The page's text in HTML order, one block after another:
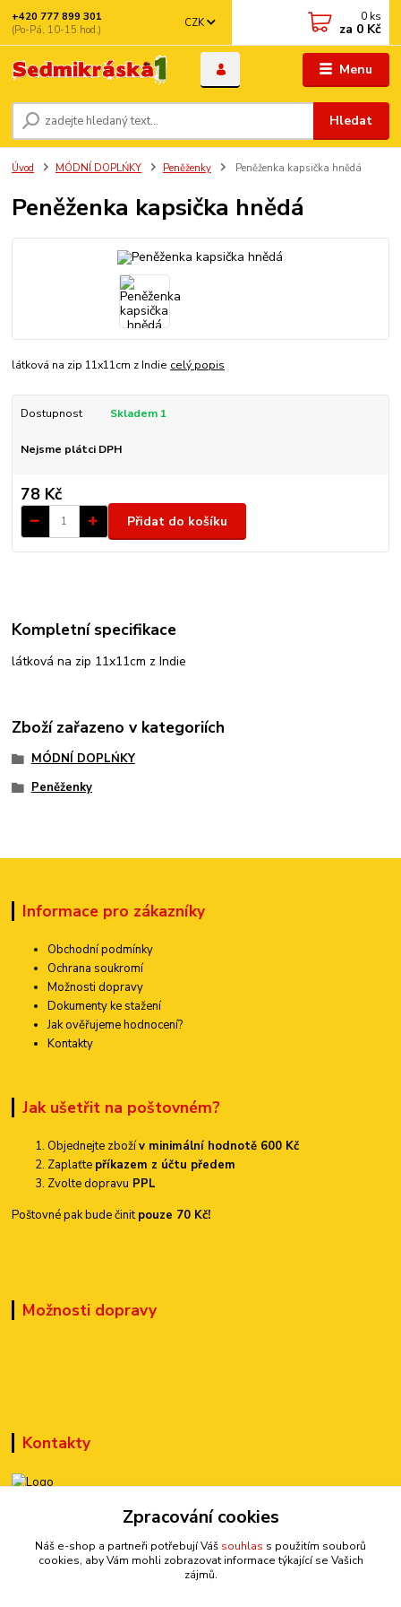
Menu
CZK
Hledat
+420 777 899 301
(Po-Pá, 10-15 hod.)
0 ks
za 0 Kč
Úvod MÓDNÍ DOPLŃKY Peněženky Peněženka kapsička hnědá
Peněženka kapsička hnědá
látková na zip 11x11cm z Indie celý popis
Dostupnost Skladem 1
Nejsme plátci DPH
78 Kč
Přidat do košíku
Kompletní specifikace
látková na zip 11x11cm z Indie
Zboží zařazeno v kategoriích
MÓDNÍ DOPLŃKY
Peněženky
Informace pro zákazníky
Obchodní podmínky
Ochrana soukromí
Možnosti dopravy
Dokumenty ke stažení
Jak ověřujeme hodnocení?
Kontakty
Jak ušetřit na poštovném?
Objednejte zbožív minimální hodnotě 600 Kč
Zaplaťte příkazem z účtu předem
Zvolte dopravu PPL
Poštovné pak bude činitpouze 70 Kč!
Možnosti dopravy
Kontakty
+420 777 899 301
sedmi@kraska1.cz
Zpracování cookies
Náš e-shop a partneři potřebují Váš souhlas s použitím souborů
cookies, aby Vám mohli zobrazovat informace týkající se Vašich
zájmů.